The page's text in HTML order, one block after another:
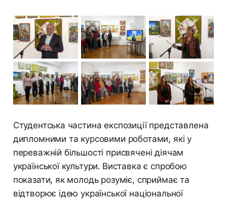
Студентська частина експозиції представлена
дипломними та курсовими роботами, які у
переважній більшості присвячені діячам
української культури. Виставка є спробою
показати, як молодь розуміє, сприймає та
відтворює ідею української національної